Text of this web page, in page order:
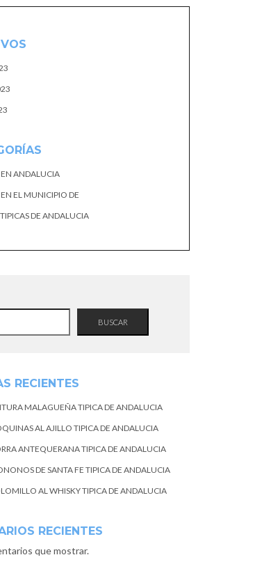
EN ANDALUCIA
EL MUNICIPIO DE
DE ANDALUCIA
BUSCAR
RECIENTES
MALAGUEÑA TIPICA DE ANDALUCIA
AL AJILLO TIPICA DE ANDALUCIA
ANTEQUERANA TIPICA DE ANDALUCIA
DE SANTA FE TIPICA DE ANDALUCIA
AL WHISKY TIPICA DE ANDALUCIA
RECIENTES
que mostrar.